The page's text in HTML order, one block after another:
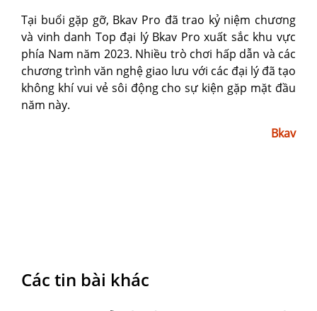
Tại buổi gặp gỡ, Bkav Pro đã trao kỷ niệm chương
và vinh danh Top đại lý Bkav Pro xuất sắc khu vực
phía Nam năm 2023. Nhiều trò chơi hấp dẫn và các
chương trình văn nghệ giao lưu với các đại lý đã tạo
không khí vui vẻ sôi động cho sự kiện gặp mặt đầu
năm này.
Bkav
Các tin bài khác